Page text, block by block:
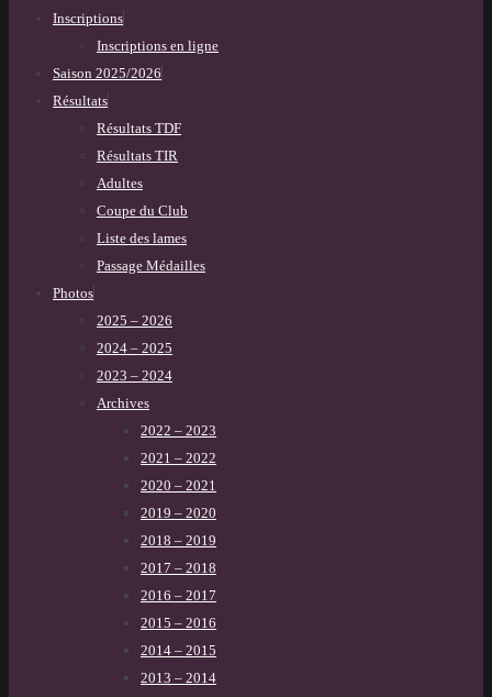
Inscriptions
Inscriptions en ligne
Saison 2025/2026
Résultats
Résultats TDF
Résultats TIR
Adultes
Coupe du Club
Liste des lames
Passage Médailles
Photos
2025 – 2026
2024 – 2025
2023 – 2024
Archives
2022 – 2023
2021 – 2022
2020 – 2021
2019 – 2020
2018 – 2019
2017 – 2018
2016 – 2017
2015 – 2016
2014 – 2015
2013 – 2014